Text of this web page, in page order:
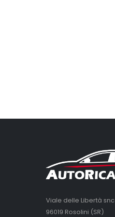
Viale delle Libertà snc
96019 Rosolini (SR)